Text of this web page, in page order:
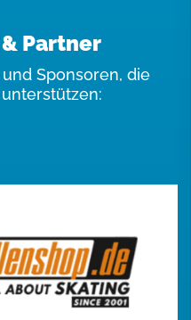
Partner
Sponsoren, die